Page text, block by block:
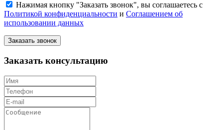
Нажимая кнопку "Заказать звонок", вы соглашаетесь с
Политикой конфиденциальности и Соглашением об
использовании данных
Заказать звонок
Заказать консультацию